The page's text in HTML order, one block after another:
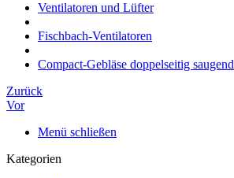
Ventilatoren und Lüfter
Fischbach-Ventilatoren
Compact-Gebläse doppelseitig saugend
Zurück
Vor
Menü schließen
Kategorien